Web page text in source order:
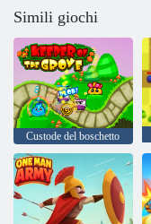
Simili giochi
Custode del boschetto